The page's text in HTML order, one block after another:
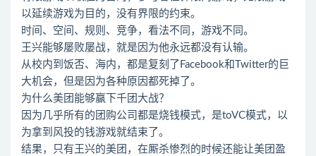
以延续游戏为目的，没有界限的约束。
时间、空间、规则、竞争，看法不同，游戏不同。
王兴能够屡败屡战，就是因为他永远都没有认输。
从校内到饭否、海内，都是复刻了Facebook和Twitter的巨
大机会，但是因为各种原因都死掉了。
为什么美团能够赢下千团大战？
因为几乎所有的团购公司都是烧钱模式，是toVC模式，以
为拿到风投的钱游戏就结束了。
结果，只有王兴的美团，在厮杀惨烈的时候还能让美团盈